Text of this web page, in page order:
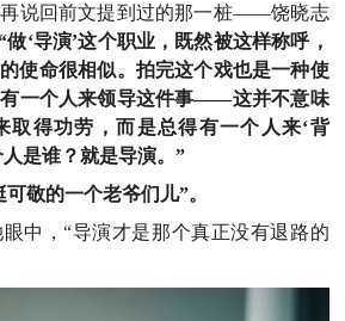
说回前文提到过的那一桩——饶晓志
做‘导演’这个职业，既然被这样称呼，
使命很相似。拍完这个戏也是一种使
一个人来领导这件事——这并不意味
取得功劳，而是总得有一个人来‘背
是谁？就是导演。”
可敬的一个老爷们儿”。
中，“导演才是那个真正没有退路的